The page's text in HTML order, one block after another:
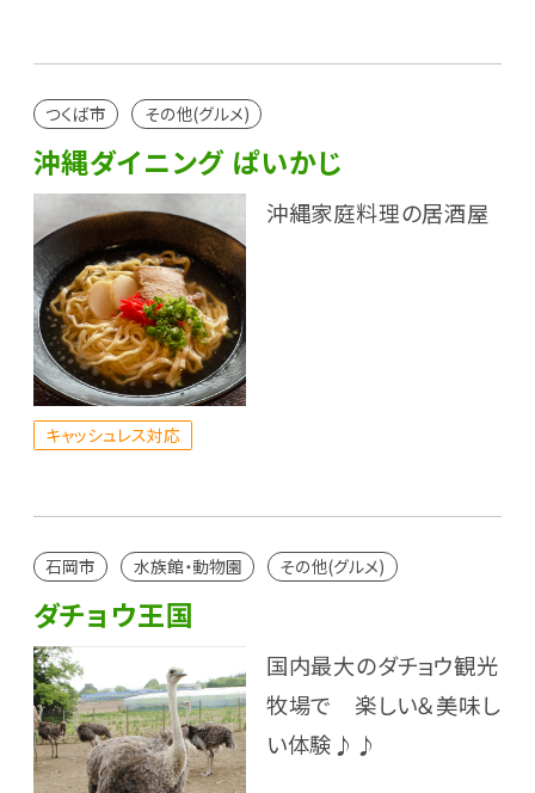
つくば市 その他(グルメ)
沖縄ダイニング ぱいかじ
沖縄家庭料理の居酒屋
キャッシュレス対応
石岡市 水族館・動物園 その他(グルメ)
ダチョウ王国
国内最大のダチョウ観光
牧場で 楽しい＆美味し
い体験♪♪